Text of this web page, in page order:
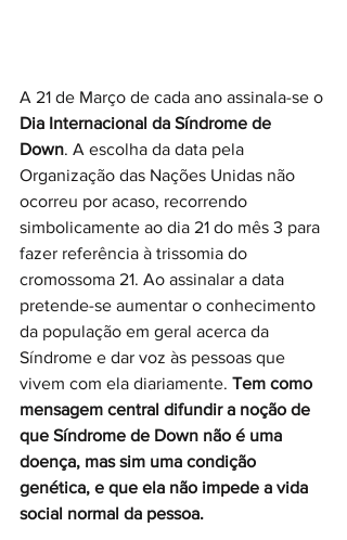
A 21 de Março de cada ano assinala-se o
Dia Internacional da Síndrome de
Down. A escolha da data pela
Organização das Nações Unidas não
ocorreu por acaso, recorrendo
simbolicamente ao dia 21 do mês 3 para
fazer referência à trissomia do
cromossoma 21. Ao assinalar a data
pretende-se aumentar o conhecimento
da população em geral acerca da
Síndrome e dar voz às pessoas que
vivem com ela diariamente. Tem como
mensagem central difundir a noção de
que Síndrome de Down não é uma
doença, mas sim uma condição
genética, e que ela não impede a vida
social normal da pessoa.